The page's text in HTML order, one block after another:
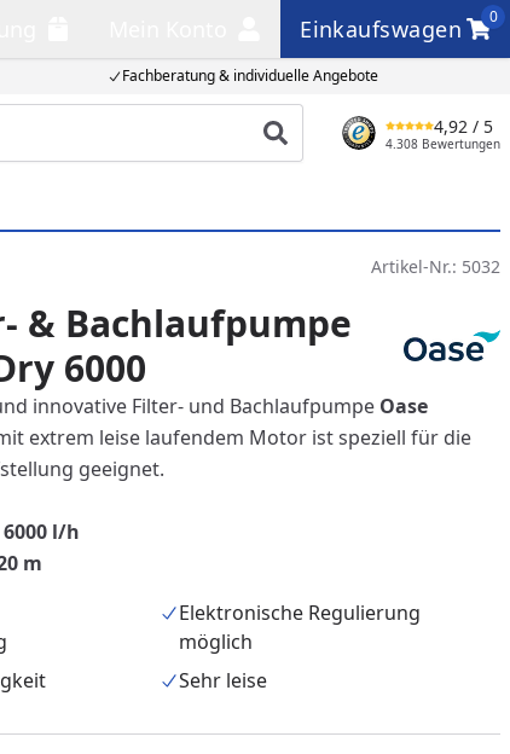
Fachberatung & individuelle Angebote
Einkaufswagen
0
Einkaufswagen
Produkt suchen
4,92 / 5
4.308 Bewertungen
Artikel-Nr.: 5032
& Bachlaufpumpe
6000
innovative Filter- und Bachlaufpumpe Oase
extrem leise laufendem Motor ist speziell für die
geeignet.
6000 l/h
m
Elektronische Regulierung
möglich
Sehr leise